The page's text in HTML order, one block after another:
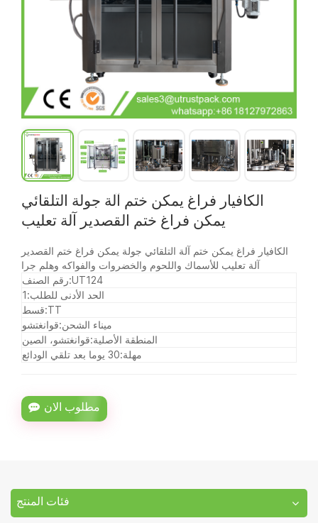
الكافيار فراغ يمكن ختم آلة جولة التلقائي
يمكن فراغ ختم القصدير آلة تعليب
الكافيار فراغ يمكن ختم آلة التلقائي جولة يمكن فراغ ختم القصدير
آلة تعليب للأسماك واللحوم والخضروات والفواكه وهلم جرا
رقم الصنف:UT124
الحد الأدنى للطلب:1
قسط:TT
ميناء الشحن:قوانغتشو
المنطقة الأصلية:قوانغتشو، الصين
مهلة:30 يوما بعد تلقي الودائع
مطلوب الان
فئات المنتج